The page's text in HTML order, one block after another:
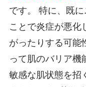
です。 特に、既
ことで炎症が悪化
がったりする可能
って肌のバリア機
敏感な肌状態を招